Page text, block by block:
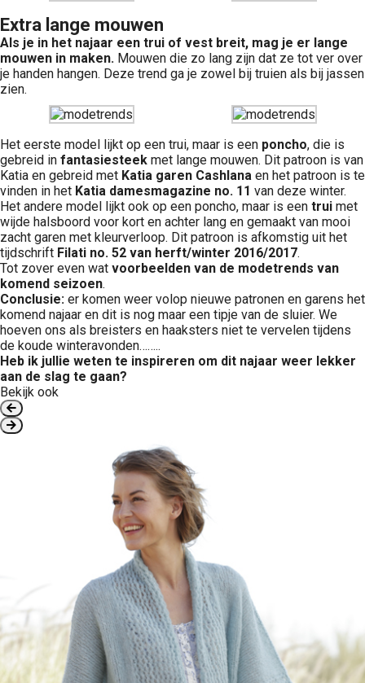
Extra lange mouwen
Als je in het najaar een trui of vest breit, mag je er lange
mouwen in maken. Mouwen die zo lang zijn dat ze tot ver over
je handen hangen. Deze trend ga je zowel bij truien als bij jassen
zien.
Het eerste model lijkt op een trui, maar is een poncho, die is
gebreid in fantasiesteek met lange mouwen. Dit patroon is van
Katia en gebreid met Katia garen Cashlana en het patroon is te
vinden in het Katia damesmagazine no. 11 van deze winter.
Het andere model lijkt ook op een poncho, maar is een trui met
wijde halsboord voor kort en achter lang en gemaakt van mooi
zacht garen met kleurverloop. Dit patroon is afkomstig uit het
tijdschrift Filati no. 52 van herft/winter 2016/2017.
Tot zover even wat voorbeelden van de modetrends van
komend seizoen.
Conclusie: er komen weer volop nieuwe patronen en garens het
komend najaar en dit is nog maar een tipje van de sluier. We
hoeven ons als breisters en haaksters niet te vervelen tijdens
de koude winteravonden……..
Heb ik jullie weten te inspireren om dit najaar weer lekker
aan de slag te gaan?
Bekijk ook